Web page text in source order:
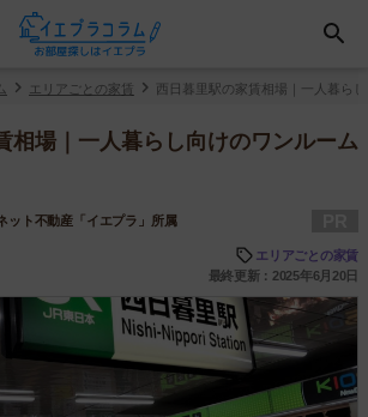
エリアごとの家賃 西日暮里駅の家賃相場｜一人暮ら
相場｜一人暮らし向けのワンルーム
ット不動産「イエプラ」所属
エリアごとの家賃
最終更新：2025年6月20日